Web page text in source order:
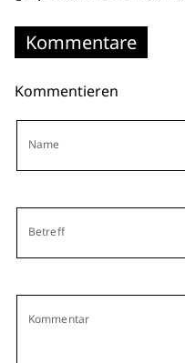
Kommentare
Kommentieren
Name
Betreff
Kommentar